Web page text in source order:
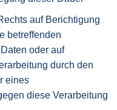
auf Berichtigung
betreffenden
oder auf
durch den
eines
diese Verarbeitung